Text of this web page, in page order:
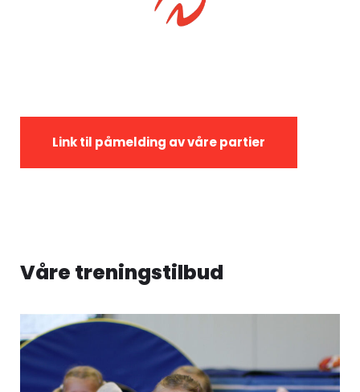
Link til påmelding av våre partier
Våre treningstilbud